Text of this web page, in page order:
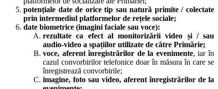
potențiale datede orice tip sau natură primite / colectate
prin intermediul platformelor de rețele sociale;
date biometrice (imagini faciale sau voce):
rezultate ca efect almonitorizării video și / sau
audio-video a spațiilor utilizate de către Primărie;
voce, aferent înregistrărilor de la evenimente, iar în
cazul convorbirilor telefonice doar în măsura în care se
înregistrează convorbirile;
imagine, foto sau video, aferentînregistrărilor de la